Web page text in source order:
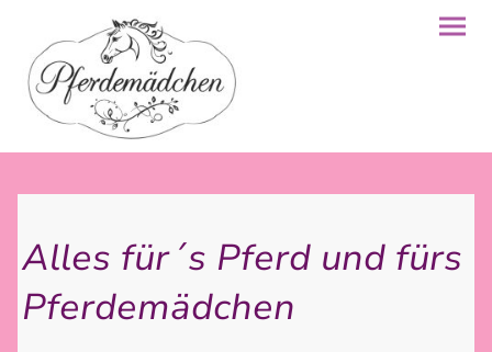
Alles für´s Pferd und fürs
Pferdemädchen